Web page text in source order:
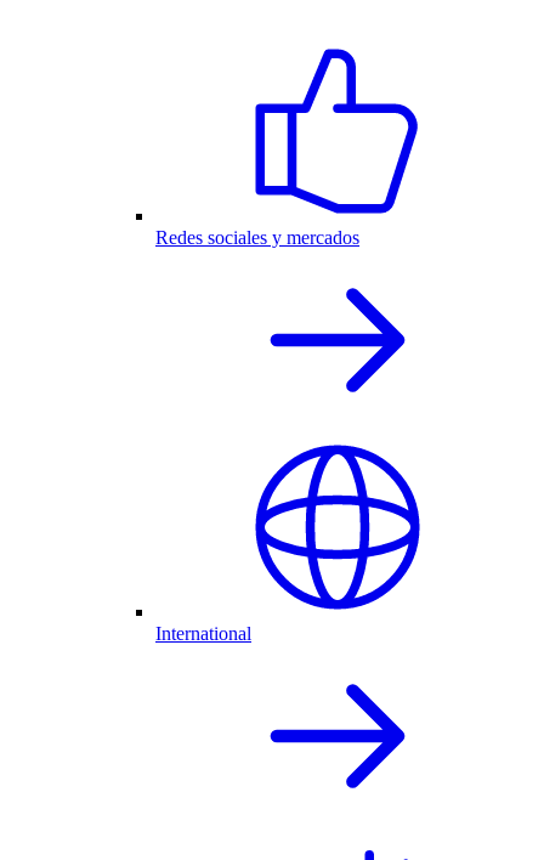
Redes sociales y mercados
International